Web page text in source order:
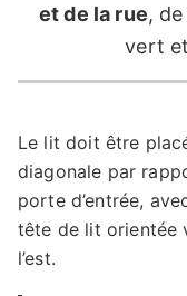
et de la rue,
vert
Le lit doit être
diagonale par
porte d’entrée,
tête de lit orientée
l’est.